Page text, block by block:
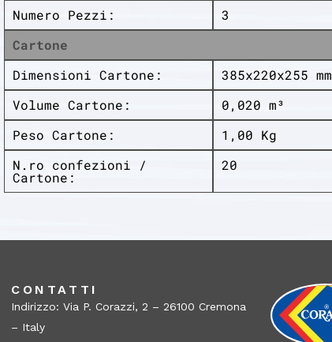
Numero Pezzi:
3
Cartone
Dimensioni Cartone:
385x220x255 mm
Volume Cartone:
0,020 m³
Peso Cartone:
1,00 Kg
N.ro confezioni /
Cartone:
20
CONTATTI
Indirizzo: Via P. Corazzi, 2 – 26100 Cremona
– Italy